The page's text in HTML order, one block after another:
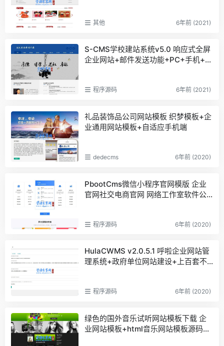
其他 6年前 (2021)
S-CMS学校建站系统v5.0 响应式全屏
企业网站+邮件发送功能+PC+手机+微
程序源码 6年前 (2021)
礼品装饰品公司网站模板 织梦模板+企
业通用网站模板+自适应手机端
dedecms 6年前 (2020)
PbootCms微信小程序官网模版 企业
官网社交电商官网 网络工作室软件公
程序源码 6年前 (2020)
HulaCWMS v2.0.5.1 呼啦企业网站管
理系统+政府单位网站建设+上百套不
程序源码 6年前 (2020)
绿色的国外音乐试听网站模板下载 企
业网站模板+html音乐网站模板源码下